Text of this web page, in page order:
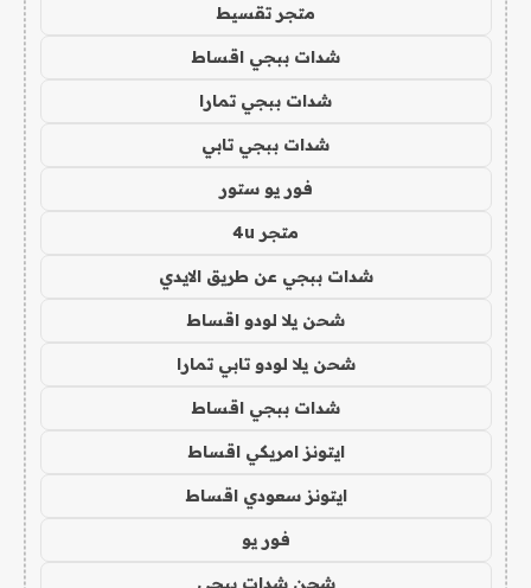
متجر تقسيط
شدات ببجي اقساط
شدات ببجي تمارا
شدات ببجي تابي
فور يو ستور
متجر 4u
شدات ببجي عن طريق الايدي
شحن يلا لودو اقساط
شحن يلا لودو تابي تمارا
شدات ببجي اقساط
ايتونز امريكي اقساط
ايتونز سعودي اقساط
فور يو
شحن شدات ببجي